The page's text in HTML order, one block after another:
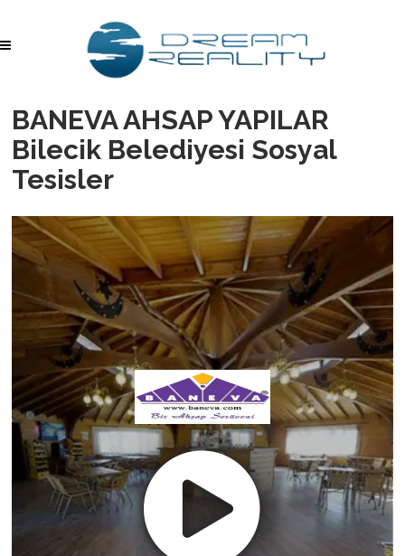
BANEVA AHSAP YAPILAR
Bilecik Belediyesi Sosyal
Tesisler